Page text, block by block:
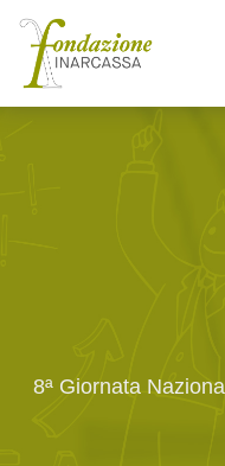
8ª Giornata